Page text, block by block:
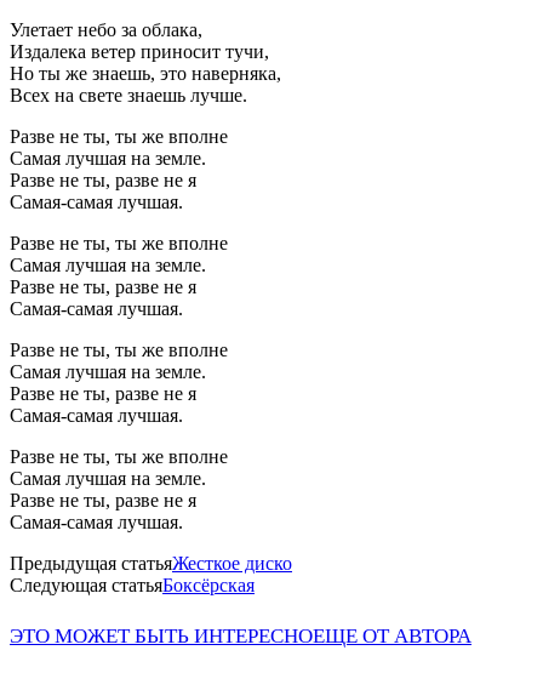
Улетает небо за облака,
Издалека ветер приносит тучи,
Но ты же знаешь, это наверняка,
Всех на свете знаешь лучше.
Разве не ты, ты же вполне
Самая лучшая на земле.
Разве не ты, разве не я
Самая-самая лучшая.
Разве не ты, ты же вполне
Самая лучшая на земле.
Разве не ты, разве не я
Самая-самая лучшая.
Разве не ты, ты же вполне
Самая лучшая на земле.
Разве не ты, разве не я
Самая-самая лучшая.
Разве не ты, ты же вполне
Самая лучшая на земле.
Разве не ты, разве не я
Самая-самая лучшая.
Предыдущая статьяЖесткое диско
Следующая статьяБоксёрская
ЭТО МОЖЕТ БЫТЬ ИНТЕРЕСНОЕЩЕ ОТ АВТОРА